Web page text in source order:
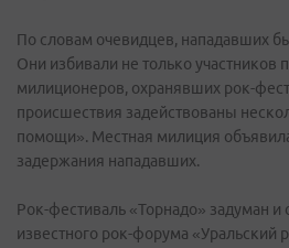
По словам очевидцев, нападавших
Они избивали не только участников
милиционеров, охранявших рок-
происшествия задействованы
помощи». Местная милиция
задержания нападавших.
Рок-фестиваль «Торнадо» задуман и
известного рок-форума «Уральский